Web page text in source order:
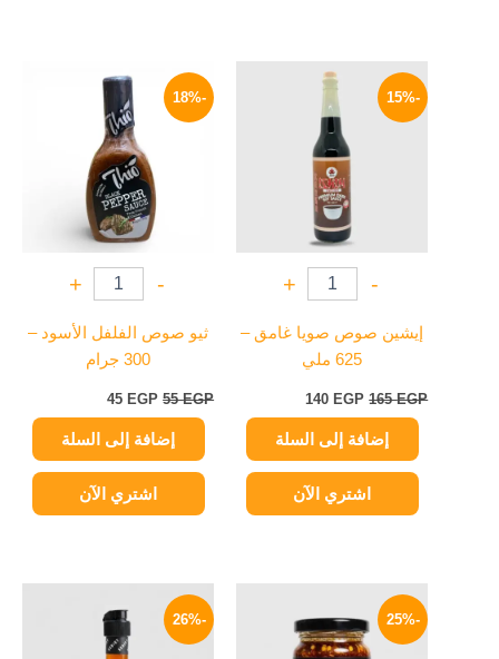
-15%
-
+
إيشين صوص صويا غامق –
625 ملي
165EGP
السعر
الأصلي
140 EGP
إضافة إلى السلة
اشتري الآن
-18%
-
+
ثيو صوص الفلفل الأسود –
300 جرام
55EGP
الأصلي
45 EGP
الحالي
هو:
45 EGP.
إضافة إلى السلة
اشتري الآن
-25%
هو:
125 EGP.
هو:
94 EGP.
-26%
الأصلي